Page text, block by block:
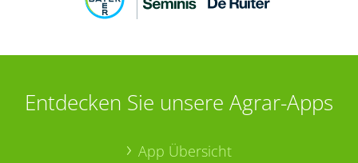
Entdecken Sie unsere Agrar-Apps
App Übersicht